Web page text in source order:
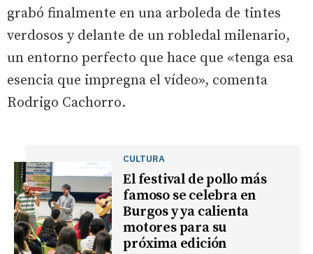
grabó finalmente en una arboleda de tintes
verdosos y delante de un robledal milenario,
un entorno perfecto que hace que «tenga esa
esencia que impregna el vídeo», comenta
Rodrigo Cachorro.
CULTURA
El festival de pollo más
famoso se celebra en
Burgos y ya calienta
motores para su
próxima edición